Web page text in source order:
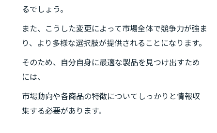
るでしょう。
また、こうした変更によって市場全体で競争力が強ま
り、より多様な選択肢が提供されることになります。
そのため、自分自身に最適な製品を見つけ出すため
には、
市場動向や各商品の特徴についてしっかりと情報収
集する必要があります。